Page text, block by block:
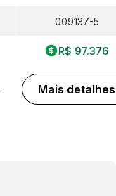
009137-5
R$ 97.376
Mais detalhes